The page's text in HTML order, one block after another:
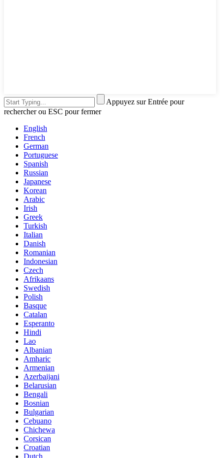
Appuyez sur Entrée pour
rechercher ou ESC pour fermer
English
French
German
Portuguese
Spanish
Russian
Japanese
Korean
Arabic
Irish
Greek
Turkish
Italian
Danish
Romanian
Indonesian
Czech
Afrikaans
Swedish
Polish
Basque
Catalan
Esperanto
Hindi
Lao
Albanian
Amharic
Armenian
Azerbaijani
Belarusian
Bengali
Bosnian
Bulgarian
Cebuano
Chichewa
Corsican
Croatian
Dutch